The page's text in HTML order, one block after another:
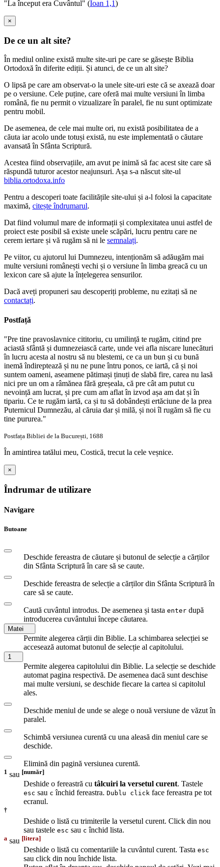
"La început era Cuvântul" (Ioan 1,1)
×
De ce un alt site?
În mediul online există multe site-uri pe care se găsește Biblia
Ortodoxă în diferite ediții. Și atunci, de ce un alt site?
O lipsă pe care am observat-o la unele site-uri este că se axează doar
pe o versiune. Cele puține, care oferă mai multe versiuni în limba
română, fie nu permit o vizualizare în paralel, fie nu sunt optimizate
pentru mobil.
De asemenea, de cele mai multe ori, nu există posibilitatea de a
căuta iar acolo unde totuși există, nu este implementată o căutare
avansată în Sfânta Scriptură.
Acestea fiind observațiile, am avut pe inimă să fac acest site care să
răspundă tuturor acestor neajunsuri. Așa s-a născut site-ul
biblia.ortodoxa.info
Pentru a descoperi toate facilitățile site-ului și a-l folosi la capacitate
maximă, citește îndrumarul.
Dat fiind volumul mare de informații și complexitatea unui astfel de
proiect este posibil să existe unele scăpări, lucru pentru care ne
cerem iertare și vă rugăm să ni le semnalați.
Pe viitor, cu ajutorul lui Dumnezeu, intenționăm să adăugăm mai
multe versiuni românești vechi și o versiune în limba greacă cu un
lexicon care să ajute la înțelegerea sensurilor.
Dacă aveți propuneri sau descoperiți probleme, nu ezitați să ne
contactați.
Postfață
"Pre tine pravoslavnice cititoriu, cu umilință te rugăm, citind pre
aciastă sfântă și dumnezeiască carte, unde vei afla niscare lunecături
în lucru acesta al nostru să nu blestemi, ce ca un bun și cu bună
inemă îndireptează și nu ne pune întru ponos, ce iartă, că și noi
suntem oameni, aseamene pătimași ținuți de slabă fire, carea nu lasă
nici pre un om a râmănea fără greșeala, că pre cât am putut cu
nevoință am lucrat, și pre cum am aflat în izvod așa am dat și în
tipariu. Ce te rugăm iartă, ca și tu să dobândești ertăciune de la prea
Puternicul Dumnezău, al căruia dar și milă, și noi îl rugăm să fie cu
tine pururea."
Postfața Bibliei de la București, 1688
În amintirea tatălui meu, Costică, trecut la cele veșnice.
×
Îndrumar de utilizare
Navigare
Butoane
Deschide fereastra de căutare și butonul de selecție a cărților
din Sfânta Scriptură în care să se caute.
Deschide fereastra de selecție a cărților din Sfânta Scriptură în
care să se caute.
Caută cuvântul introdus. De asemenea și tasta enter după
introducerea cuvântului începe căutarea.
Matei
Permite alegerea cărții din Biblie. La schimbarea selecției se
accesează automat butonul de selecție al capitolului.
1
Permite alegerea capitolului din Biblie. La selecție se deschide
automat pagina respectivă. De asemenea dacă sunt deschise
mai multe versiuni, se deschide fiecare la cartea si capitolul
ales.
Deschide meniul de unde se alege o nouă versiune de văzut în
paralel.
Schimbă versiunea curentă cu una aleasă din meniul care se
deschide.
Elimină din pagină versiunea curentă.
1 sau [număr]
Deshide o fereastră cu tâlcuiri la versetul curent. Tastele
esc sau c închid fereastra. Dublu click face fereastra pe tot
ecranul.
†
Deshide o listă cu trimiterile la versetul curent. Click din nou
sau tastele esc sau c închid lista.
a sau [litera]
Deshide o listă cu comentariile la cuvântul curent. Tasta esc
sau click din nou închide lista.